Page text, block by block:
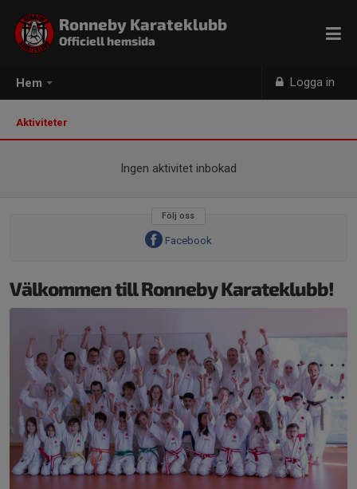
Hem Logga in
Ronneby Karateklubb
Officiell hemsida
Aktiviteter
Ingen aktivitet inbokad
Följ oss
Facebook
Välkommen till Ronneby Karateklubb!